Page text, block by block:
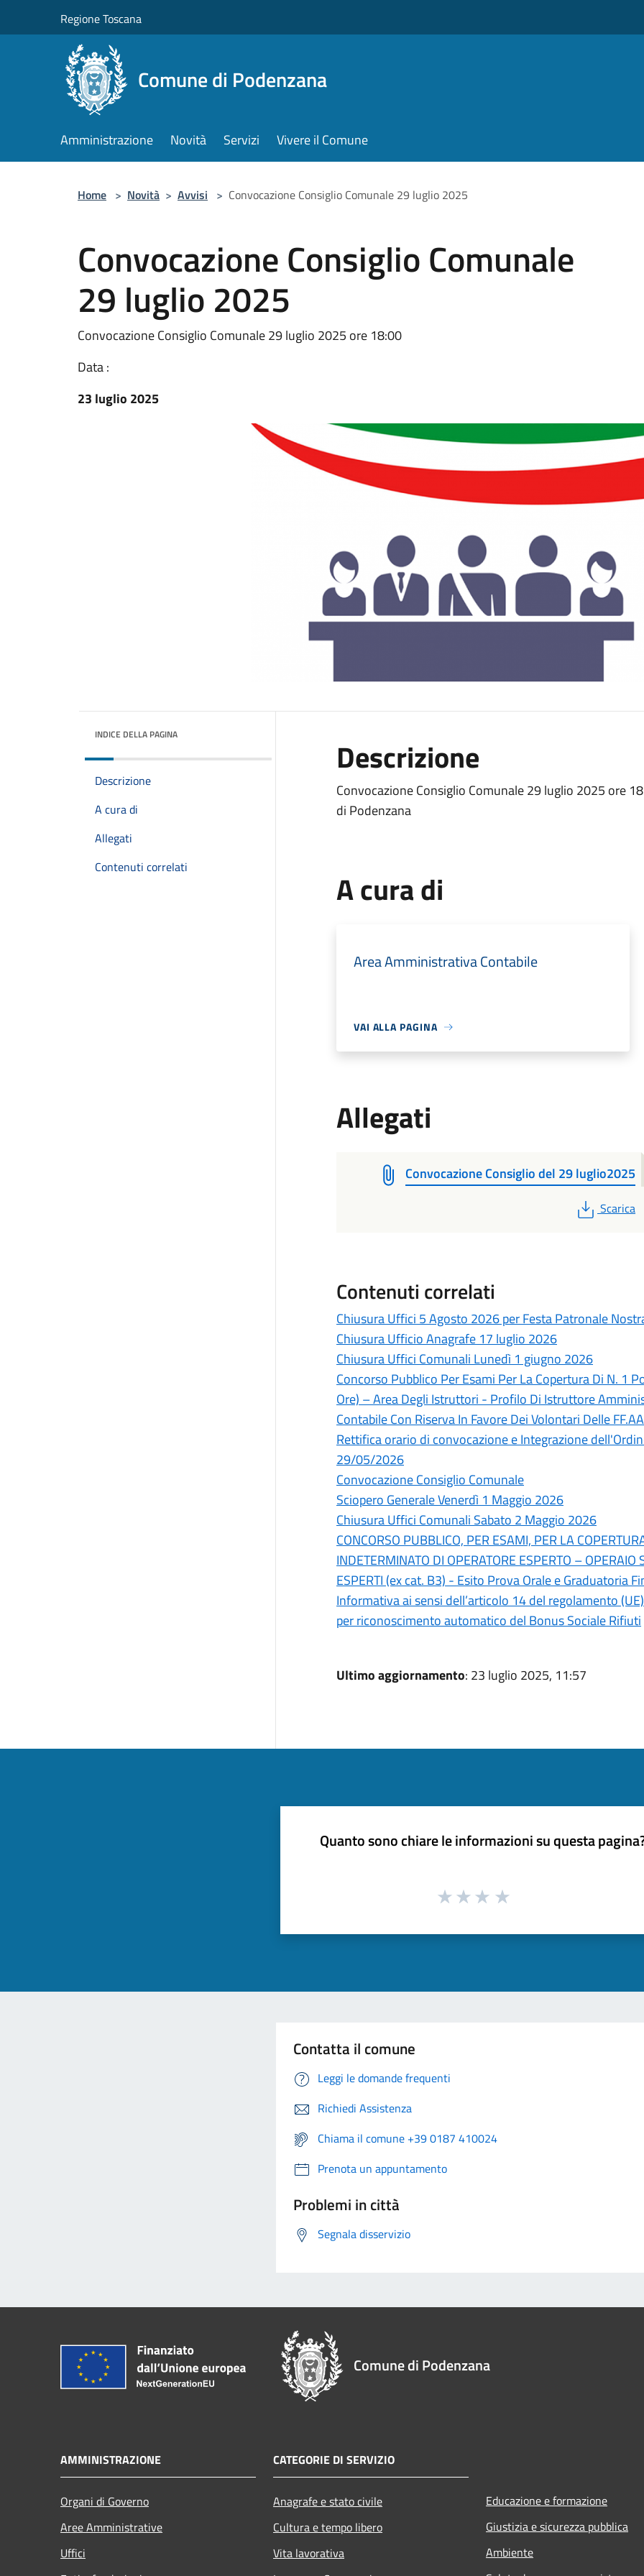
Regione Toscana
Comune di Podenzana
Amministrazione Novità Servizi Vivere il Comune
Home > Novità > Avvisi > Convocazione Consiglio Comunale 29 luglio 2025
Convocazione Consiglio Comunale
29 luglio 2025
Convocazione Consiglio Comunale 29 luglio 2025 ore 18:00
Data :
23 luglio 2025
INDICE DELLA PAGINA
Descrizione
A cura di
Allegati
Contenuti correlati
Descrizione
Convocazione Consiglio Comunale 29 luglio 2025 ore
di Podenzana
A cura di
Area Amministrativa Contabile
VAI ALLA PAGINA
Allegati
Convocazione Consiglio del 29 luglio2025
PDF
Scarica
Contenuti correlati
Chiusura Uffici 5 Agosto 2026 per Festa Patronale
Chiusura Ufficio Anagrafe 17 luglio 2026
Chiusura Uffici Comunali Lunedì 1 giugno 2026
Concorso Pubblico Per Esami Per La Copertura Di N. 1
Ore) – Area Degli Istruttori - Profilo Di Istruttore
Contabile Con Riserva In Favore Dei Volontari Delle
Rettifica orario di convocazione e Integrazione
29/05/2026
Convocazione Consiglio Comunale
Sciopero Generale Venerdì 1 Maggio 2026
Chiusura Uffici Comunali Sabato 2 Maggio 2026
CONCORSO PUBBLICO, PER ESAMI, PER LA
INDETERMINATO DI OPERATORE ESPERTO –
ESPERTI (ex cat. B3) - Esito Prova Orale e Graduatoria
Informativa ai sensi dell’articolo 14 del regolamento
per riconoscimento automatico del Bonus Sociale Rifiuti
Ultimo aggiornamento: 23 luglio 2025, 11:57
Quanto sono chiare le informazioni su questa
Contatta il comune
Leggi le domande frequenti
Richiedi Assistenza
Chiama il comune +39 0187 410024
Prenota un appuntamento
Problemi in città
Segnala disservizio
Comune di Podenzana
AMMINISTRAZIONE
Organi di Governo
Aree Amministrative
Uffici
CATEGORIE DI SERVIZIO
Anagrafe e stato civile
Cultura e tempo libero
Vita lavorativa
Educazione e formazione
Giustizia e sicurezza pubblica
Ambiente